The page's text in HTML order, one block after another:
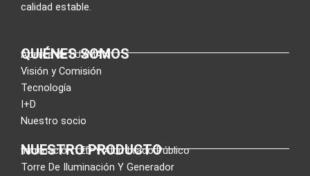
calidad estable.
QUIÉNES SOMOS
Acerca de LUXMAN
Visión y Comisión
Tecnología
I+D
Nuestro socio
NUESTRO PRODUCTO
Iluminación LED Y Alumbrado Público
Torre De Iluminación Y Generador